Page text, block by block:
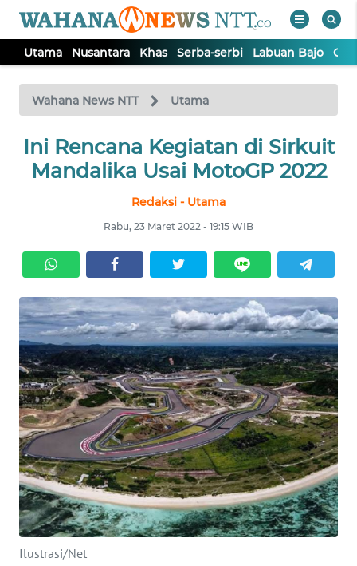
Utama Nusantara Khas Serba-serbi Labuan Bajo
Wahana News NTT Utama
Ini Rencana Kegiatan di Sirkuit
Mandalika Usai MotoGP 2022
Redaksi - Utama
Rabu, 23 Maret 2022 - 19:15 WIB
Ilustrasi/Net
TV
Tutup
UTAMA
SERBA-
SERBI
LABUAN
BAJO
OPINI
Informasi
INDEKS
BERITA
KONTAK
KAMI